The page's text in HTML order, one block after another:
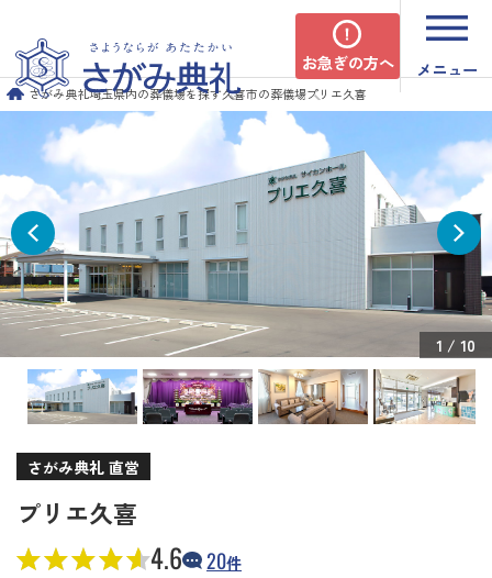
お急ぎの方へ メニュー
さがみ典礼埼玉県内の葬儀場を探す久喜市の葬儀場プリエ久喜
さがみ典礼 直営
プリエ久喜
4.6 20件
1 / 10